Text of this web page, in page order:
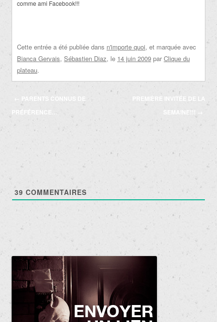
comme ami Facebook!!!
Cette entrée a été publiée dans n'importe quoi, et marquée avec
Bianca Gervais, Sébastien Diaz, le 14 juin 2009 par Clique du
plateau.
Navigation
des
articles
← PARENTS CONNUS DE
PRÉFÉRENCE…
PREMIÈRE INVITÉE DE LA
SEMAINE!!!
→
39 COMMENTAIRES